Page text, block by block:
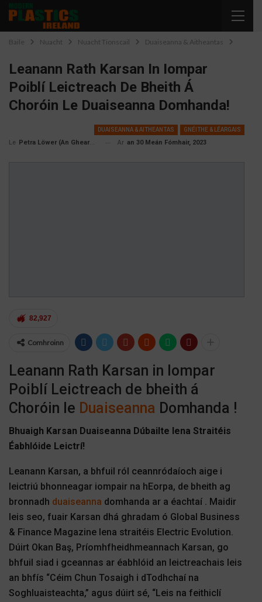
Baile Nuacht Nuacht Tionscail Duaiseanna & Aitheantas
Leanann Rath Karsan In Iompar
Poiblí Leictreach De Bheith Á
Choróin Le Duaiseanna Domhanda!
DUAISEANNA & AITHEANTAS GNÉITHE & LÉARGAIS
Le Petra Löwer (An Ghearmáin) Ar an 30 Meán Fómhair, 2023
82,927
Comhroinn
Leanann Rath Karsan in Iompar
Poiblí Leictreach de bheith á
Choróin le Duaiseanna Domhanda !
Bhuaigh Karsan Duaiseanna Dúbailte lena Straitéis
Éabhlóide Leictrí!
Leanann Karsan, a bhfuil ról ceannródaíoch aige i
leictriú bhonneagar iompair na hEorpa, de bheith ag
bronnadh duaiseanna domhanda ar a éachtaí . Maidir
leis seo, fuair Karsan dhá ghradam ó Global Business
& Finance Magazine lena straitéis Electric Evolution.
Dúirt Okan Baş, Príomhfheidhmeannach Karsan, go
bhfuil siad i gceannas ar éabhlóid an leictreachais leis
an bhfís “Céim Chun Tosaigh i dTodhchaí na
Soghluaisteachta,” agus dúirt sé, “Leis na feithiclí